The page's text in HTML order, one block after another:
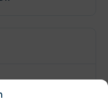
466 231